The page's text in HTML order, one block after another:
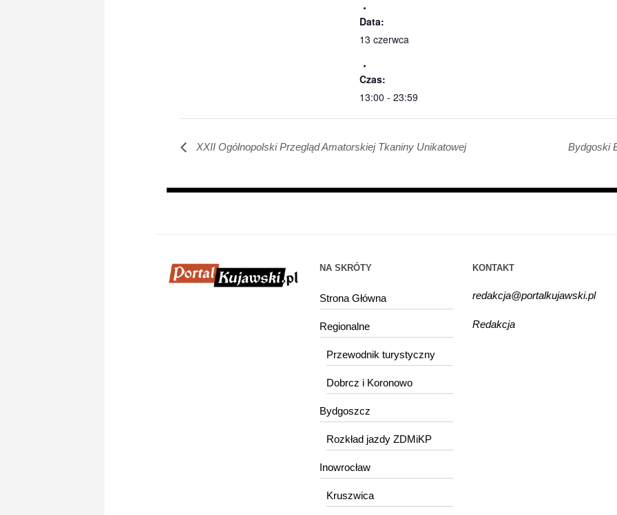
Data:
13 czerwca
Czas:
13:00 - 23:59
XXII Ogólnopolski Przegląd Amatorskiej Tkaniny Unikatowej Bydgoski
NA SKRÓTY
Strona Główna
Regionalne
Przewodnik turystyczny
Dobrcz i Koronowo
Bydgoszcz
Rozkład jazdy ZDMiKP
Inowrocław
Kruszwica
KONTAKT
redakcja@portalkujawski.pl
Redakcja